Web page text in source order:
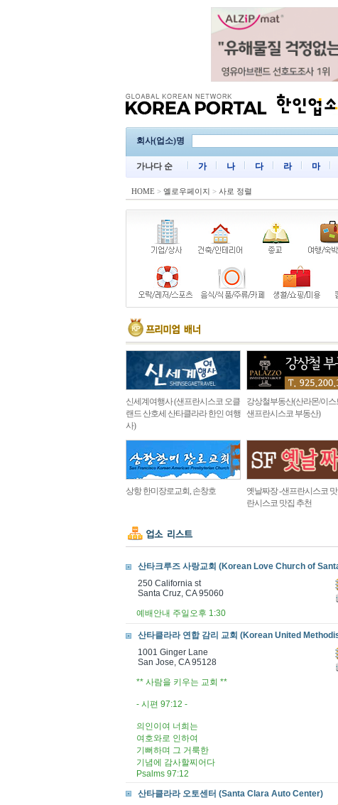
회사(업소)명
가나다 순 가 나 다 라 마
HOME > 옐로우페이지 > 사로 정렬
신세계여행사 (샌프란시스코 오클
랜드 산호세 산타클라라 한인 여행
사)
강상철부동산(산라몬/이스
샌프란시스코 부동산)
상항 한미장로교회, 손창호
옛날짜장 -샌프란시스코
란시스코 맛집 추천
산타크루즈 사랑교회 (Korean Love Church of
250 California st
Santa Cruz, CA 95060
예배안내 주일오후 1:30
산타클라라 연합 감리 교회 (Korean United
1001 Ginger Lane
San Jose, CA 95128
** 사람을 키우는 교회 **
- 시편 97:12 -
의인이여 너희는
여호와로 인하여
기뻐하며 그 거룩한
기념에 감사할찌어다
Psalms 97:12
산타클라라 오토센터 (Santa Clara Auto Center)